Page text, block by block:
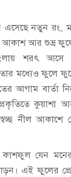
নতুন রং,
আকাশ আর শুভ্র
শরৎ আসে
মধ্যেও ফুলে
আগাম বার্তা
কুয়াশা
নীল আকাশে
যেন
এই ফুলের